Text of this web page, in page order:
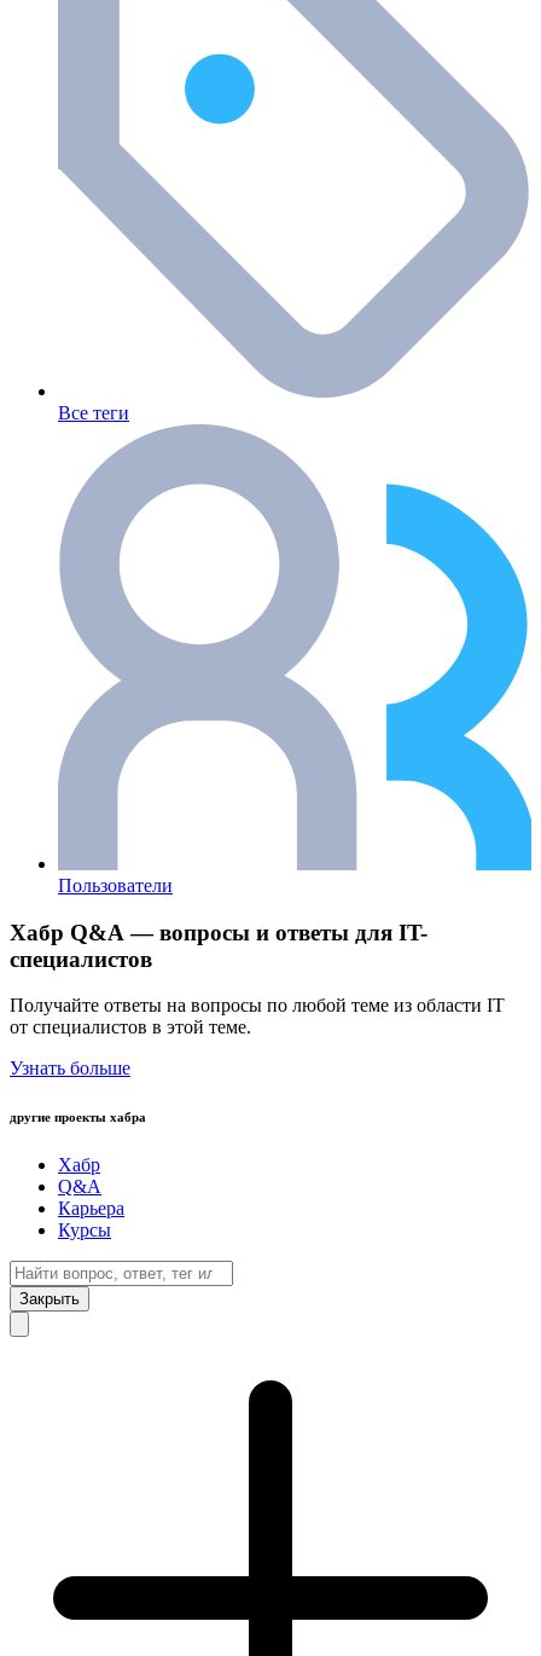
Все теги
Пользователи
Хабр Q&A — вопросы и ответы для IT-
специалистов
Получайте ответы на вопросы по любой теме из области IT
от специалистов в этой теме.
Узнать больше
другие проекты хабра
Хабр
Q&A
Карьера
Курсы
Закрыть